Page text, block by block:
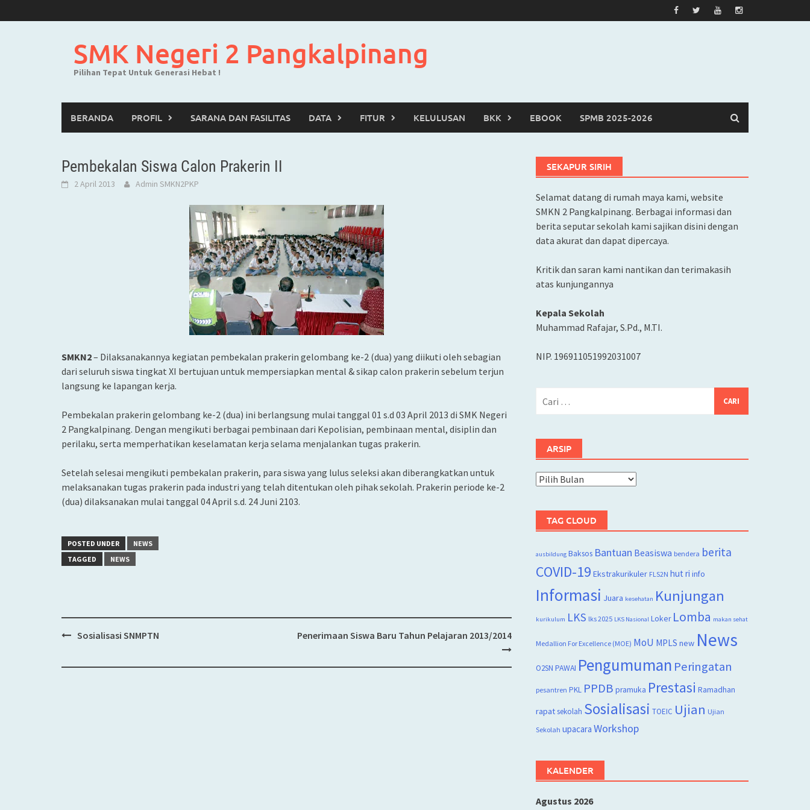
to
SMK Negeri 2 Pangkalpinang
Pilihan Tepat Untuk Generasi Hebat !
BERANDA PROFIL SARANA DAN FASILITAS DATA FITUR KELULUSAN BKK EBOOK SPMB 2025-2026
Pembekalan Siswa Calon Prakerin II
2 April 2013 Admin SMKN2PKP
SMKN2– Dilaksanakannya kegiatan pembekalan prakerin gelombang ke-2 (dua) yang diikuti oleh sebagian
dari seluruh siswa tingkat XI bertujuan untuk mempersiapkan mental & sikap calon prakerin sebelum terjun
langsung ke lapangan kerja.
Pembekalan prakerin gelombang ke-2 (dua) ini berlangsung mulai tanggal 01 s.d 03 April 2013 di SMK Negeri
2 Pangkalpinang. Dengan mengikuti berbagai pembinaan dari Kepolisian, pembinaan mental, disiplin dan
perilaku, serta memperhatikan keselamatan kerja selama menjalankan tugas prakerin.
Setelah selesai mengikuti pembekalan prakerin, para siswa yang lulus seleksi akan diberangkatkan untuk
melaksanakan tugas prakerin pada industri yang telah ditentukan oleh pihak sekolah. Prakerin periode ke-2
(dua) dilaksanakan mulai tanggal 04 April s.d. 24 Juni 2103.
POSTED UNDER
NEWS
TAGGED
NEWS
Sosialisasi SNMPTN Penerimaan Siswa Baru Tahun Pelajaran 2013/2014
SEKAPUR SIRIH
Selamat datang di rumah maya kami, website
SMKN 2 Pangkalpinang. Berbagai informasi dan
berita seputar sekolah kami sajikan disini dengan
data akurat dan dapat dipercaya.
Kritik dan saran kami nantikan dan terimakasih
atas kunjungannya
Kepala Sekolah
Muhammad Rafajar, S.Pd., M.TI.
NIP. 196911051992031007
ARSIP
Arsip
TAG CLOUD
ausbildung Baksos Bantuan Beasiswa bendera berita
COVID-19 Ekstrakurikuler FLS2N hut ri info
Informasi Juara kesehatan Kunjungan
kurikulum LKS lks 2025 LKS Nasional Loker Lomba makan sehat
Medallion For Excellence (MOE) MoU MPLS new News
O2SN PAWAI Pengumuman Peringatan
pesantren PKL PPDB pramuka Prestasi Ramadhan
rapatsekolah Sosialisasi TOEIC Ujian Ujian
Sekolah upacara Workshop
KALENDER
Agustus 2026